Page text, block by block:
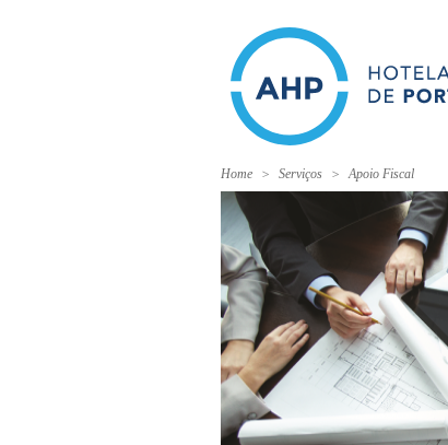
Home Serviços Apoio Fiscal